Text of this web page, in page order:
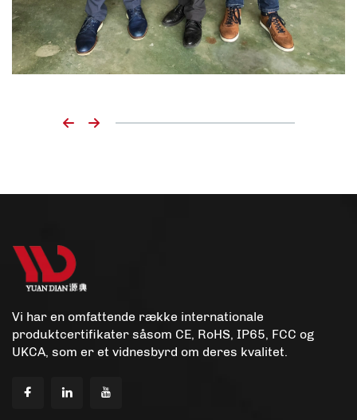
Vi har en omfattende række internationale
produktcertifikater såsom CE, RoHS, IP65, FCC og
UKCA, som er et vidnesbyrd om deres kvalitet.